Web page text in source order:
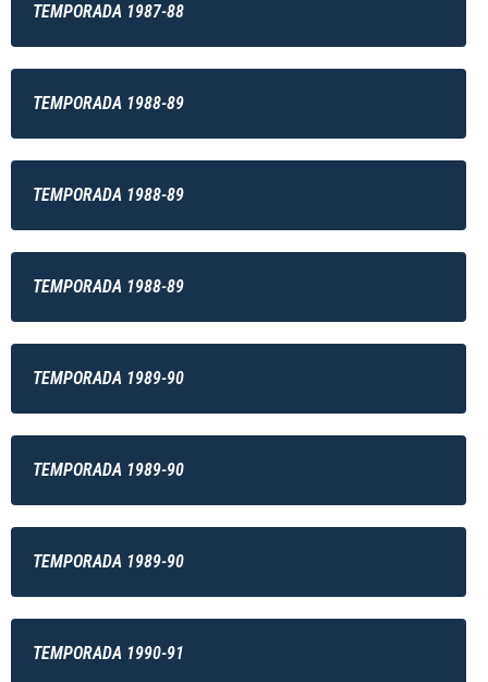
TEMPORADA 1987-88
TEMPORADA 1988-89
TEMPORADA 1988-89
TEMPORADA 1988-89
TEMPORADA 1989-90
TEMPORADA 1989-90
TEMPORADA 1989-90
TEMPORADA 1990-91